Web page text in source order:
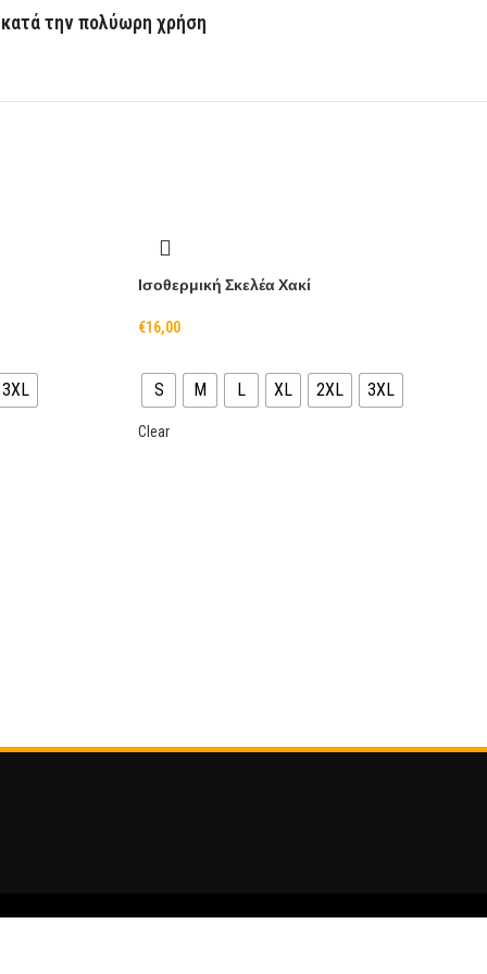
την πολύωρη χρήση
3XL
Ισοθερμική Σκελέα Χακί
€16,00
S M L XL 2XL 3XL
Clear